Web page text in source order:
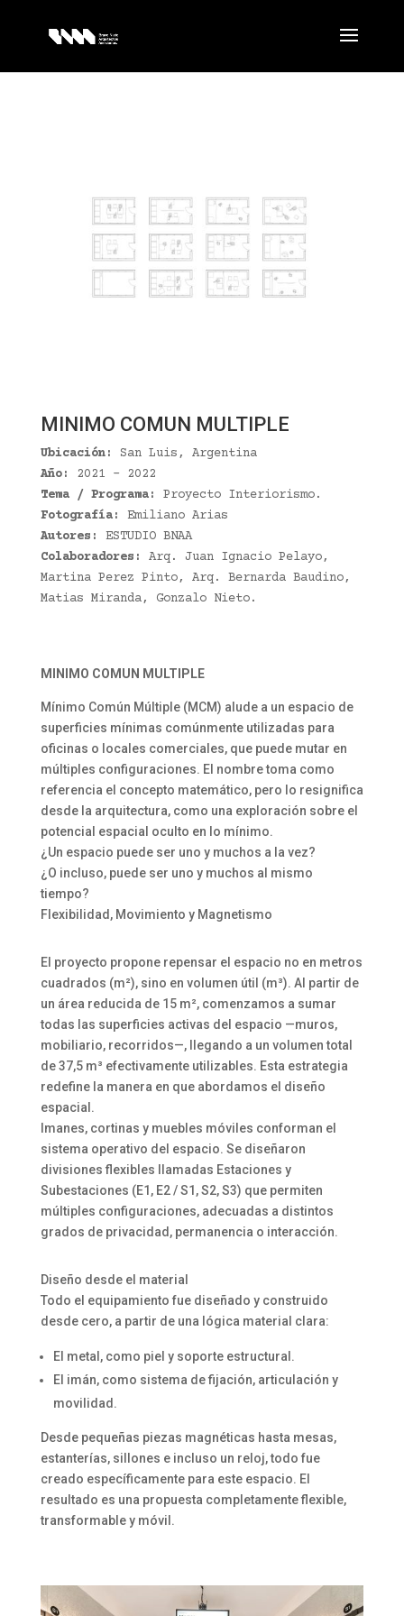
MINIMO COMUN MULTIPLE
Ubicación:
San Luis, Argentina
Año:
2021 – 2022
Tema / Programa:
Proyecto Interiorismo.
Fotografía:
Emiliano Arias
Autores:
ESTUDIO BNAA
Colaboradores:
Arq. Juan Ignacio Pelayo,
Martina Perez Pinto, Arq. Bernarda Baudino,
Matias Miranda, Gonzalo Nieto.
MINIMO COMUN MULTIPLE
Mínimo Común Múltiple (MCM) alude a un espacio de
superficies mínimas comúnmente utilizadas para
oficinas o locales comerciales, que puede mutar en
múltiples configuraciones. El nombre toma como
referencia el concepto matemático, pero lo resignifica
desde la arquitectura, como una exploración sobre el
potencial espacial oculto en lo mínimo.
¿Un espacio puede ser uno y muchos a la vez?
¿O incluso, puede ser uno y muchos al mismo
tiempo?
Flexibilidad, Movimiento y Magnetismo
El proyecto propone repensar el espacio no en metros
cuadrados (m²), sino en volumen útil (m³). Al partir de
un área reducida de 15 m², comenzamos a sumar
todas las superficies activas del espacio —muros,
mobiliario, recorridos—, llegando a un volumen total
de 37,5 m³ efectivamente utilizables. Esta estrategia
redefine la manera en que abordamos el diseño
espacial.
Imanes, cortinas y muebles móviles conforman el
sistema operativo del espacio. Se diseñaron
divisiones flexibles llamadas Estaciones y
Subestaciones (E1, E2 / S1, S2, S3) que permiten
múltiples configuraciones, adecuadas a distintos
grados de privacidad, permanencia o interacción.
Diseño desde el material
Todo el equipamiento fue diseñado y construido
desde cero, a partir de una lógica material clara:
El metal, como piel y soporte estructural.
El imán, como sistema de fijación, articulación y
movilidad.
Desde pequeñas piezas magnéticas hasta mesas,
estanterías, sillones e incluso un reloj, todo fue
creado específicamente para este espacio. El
resultado es una propuesta completamente flexible,
transformable y móvil.